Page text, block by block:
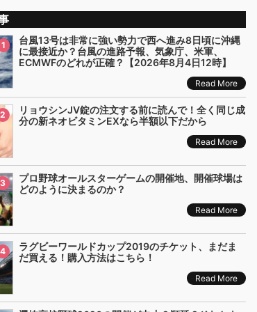
1
台風13号は非常に強い勢力で西へ進み8日頃に沖縄
に最接近か？台風の進路予報、気象庁、米軍、
ECMWFのどれが正確？【2026年8月4日12時】
Read More
2
リョウシンJV錠の注文する前に読んで！全く同じ成
分の新ネオビタミンEXなら半額以下だから
Read More
3
プロ野球オールスターゲームの開催地、開催球場は
どのように決まるのか？
Read More
4
ラグビーワールドカップ2019のチケット、まだま
だ買える！購入方法はこちら！
Read More